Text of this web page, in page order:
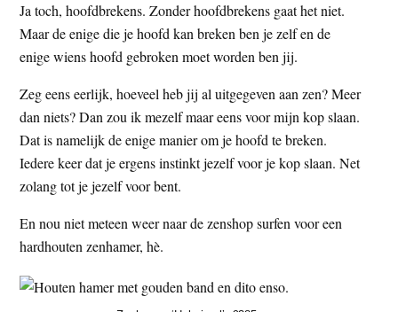
Ja toch, hoofdbrekens. Zonder hoofdbrekens gaat het niet.
Maar de enige die je hoofd kan breken ben je zelf en de
enige wiens hoofd gebroken moet worden ben jij.
Zeg eens eerlijk, hoeveel heb jij al uitgegeven aan zen? Meer
dan niets? Dan zou ik mezelf maar eens voor mijn kop slaan.
Dat is namelijk de enige manier om je hoofd te breken.
Iedere keer dat je ergens instinkt jezelf voor je kop slaan. Net
zolang tot je jezelf voor bent.
En nou niet meteen weer naar de zenshop surfen voor een
hardhouten zenhamer, hè.